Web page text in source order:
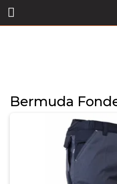
Bermuda